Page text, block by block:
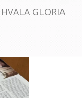
GLORIA